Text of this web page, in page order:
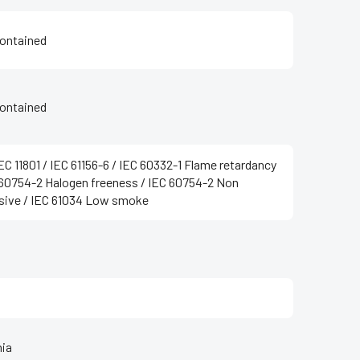
11801 / IEC 61156-6 / IEC 60332-1 Flame retardancy
2 Halogen freeness / IEC 60754-2 Non
/ IEC 61034 Low smoke